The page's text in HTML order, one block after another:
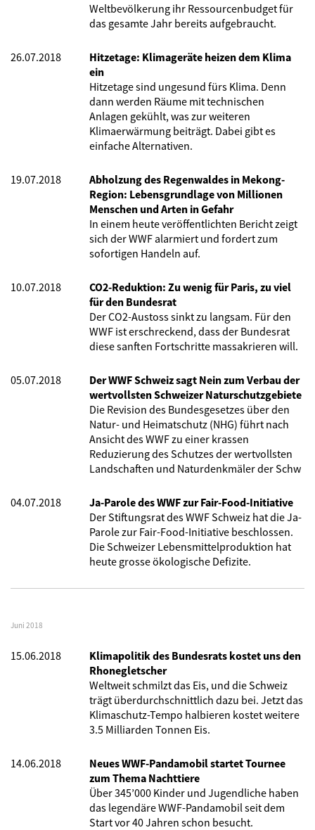
Weltbevölkerung ihr Ressourcenbudget für
das gesamte Jahr bereits aufgebraucht.
26.07.2018
Hitzetage: Klimageräte heizen dem Klima
ein
Hitzetage sind ungesund fürs Klima. Denn
dann werden Räume mit technischen
Anlagen gekühlt, was zur weiteren
Klimaerwärmung beiträgt. Dabei gibt es
einfache Alternativen.
19.07.2018
Abholzung des Regenwaldes in Mekong-
Region: Lebensgrundlage von Millionen
Menschen und Arten in Gefahr
In einem heute veröffentlichten Bericht zeigt
sich der WWF alarmiert und fordert zum
sofortigen Handeln auf.
10.07.2018
CO2-Reduktion: Zu wenig für Paris, zu viel
für den Bundesrat
Der CO2-Austoss sinkt zu langsam. Für den
WWF ist erschreckend, dass der Bundesrat
diese sanften Fortschritte massakrieren will.
05.07.2018
Der WWF Schweiz sagt Nein zum Verbau der
wertvollsten Schweizer Naturschutzgebiete
Die Revision des Bundesgesetzes über den
Natur- und Heimatschutz (NHG) führt nach
Ansicht des WWF zu einer krassen
Reduzierung des Schutzes der wertvollsten
Landschaften und Naturdenkmäler der Schw
04.07.2018
Ja-Parole des WWF zur Fair-Food-Initiative
Der Stiftungsrat des WWF Schweiz hat die Ja-
Parole zur Fair-Food-Initiative beschlossen.
Die Schweizer Lebensmittelproduktion hat
heute grosse ökologische Defizite.
Juni 2018
15.06.2018
Klimapolitik des Bundesrats kostet uns den
Rhonegletscher
Weltweit schmilzt das Eis, und die Schweiz
trägt überdurchschnittlich dazu bei. Jetzt das
Klimaschutz-Tempo halbieren kostet weitere
3.5 Milliarden Tonnen Eis.
14.06.2018
Neues WWF-Pandamobil startet Tournee
zum Thema Nachttiere
Über 345’000 Kinder und Jugendliche haben
das legendäre WWF-Pandamobil seit dem
Start vor 40 Jahren schon besucht.